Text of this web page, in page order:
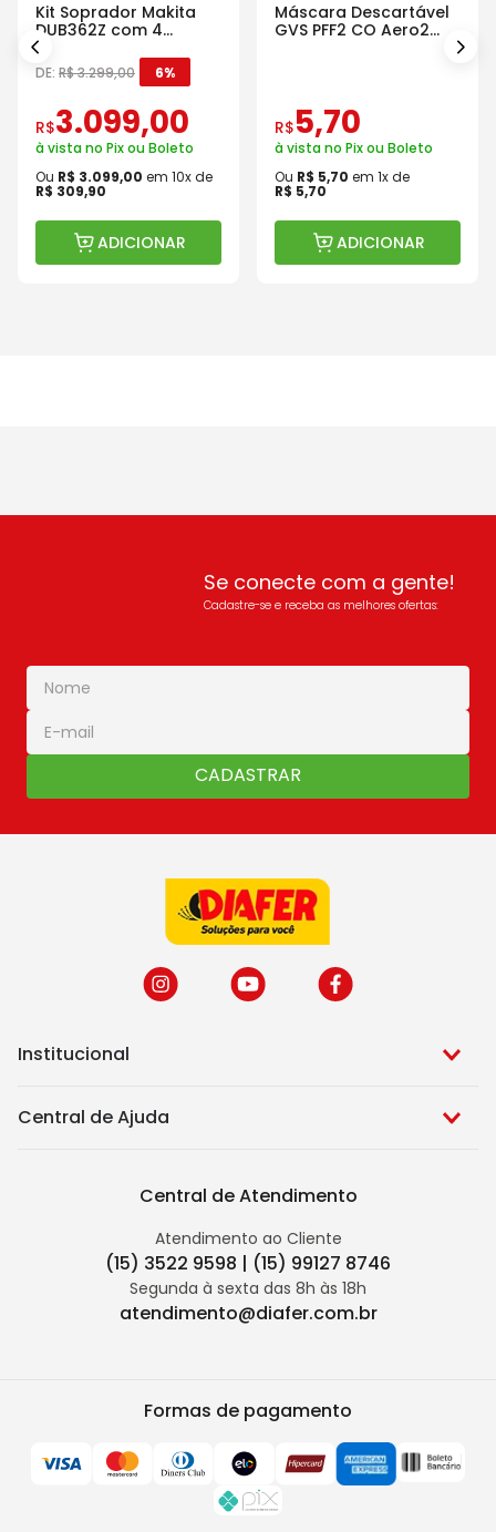
Kit Soprador Makita
DUB362Z com 4
Baterias Carregador e
Maleta
DE: R$3.299,00 6%
R$3.099,00
à vista no Pix ou Boleto
Ou R$ 3.099,00 em 10x de
R$ 309,90
ADICIONAR
Máscara Descartável
GVS PFF2 CO Aero2
R$5,70
à vista no Pix ou Boleto
Ou R$ 5,70 em 1x de
R$ 5,70
ADICIONAR
Se conecte com a gente!
Cadastre-se e receba as melhores ofertas:
CADASTRAR
Institucional
Central de Ajuda
Central de Atendimento
Atendimento ao Cliente
(15) 3522 9598 | (15) 99127 8746
Segunda à sexta das 8h às 18h
atendimento@diafer.com.br
Formas de pagamento